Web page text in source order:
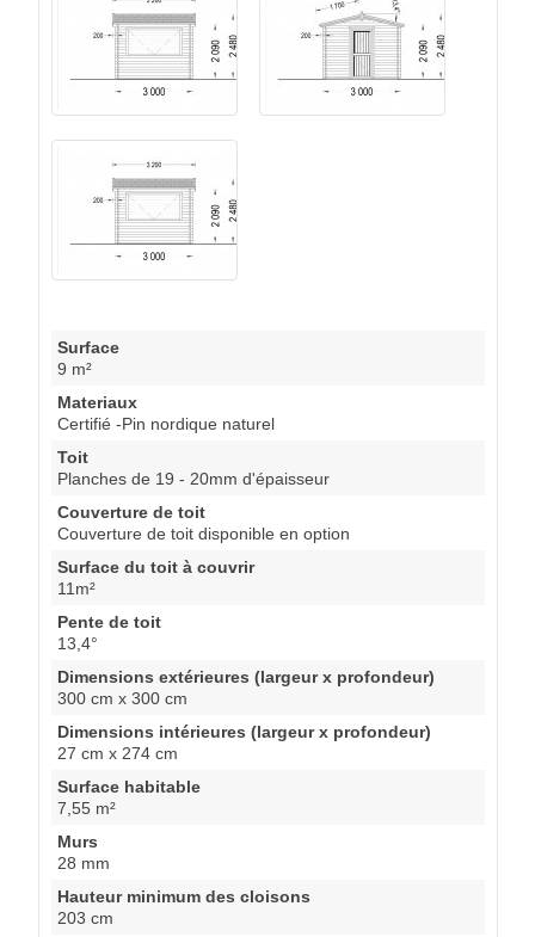
Surface
9 m²
Materiaux
Certifié -Pin nordique naturel
Toit
Planches de 19 - 20mm d'épaisseur
Couverture de toit
Couverture de toit disponible en option
Surface du toit à couvrir
11m²
Pente de toit
13,4°
Dimensions extérieures (largeur x profondeur)
300 cm x 300 cm
Dimensions intérieures (largeur x profondeur)
27 cm x 274 cm
Surface habitable
7,55 m²
Murs
28 mm
Hauteur minimum des cloisons
203 cm